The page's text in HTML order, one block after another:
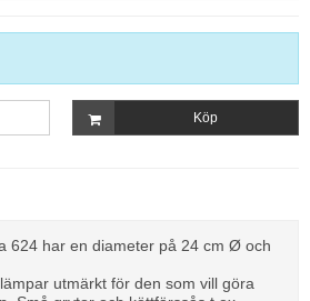
Köp
624 har en diameter på 24 cm Ø och
utmärkt för den som vill göra